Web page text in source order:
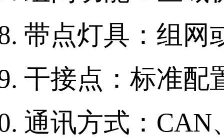
带点灯具：组网
干接点：标准配
通讯方式：CAN